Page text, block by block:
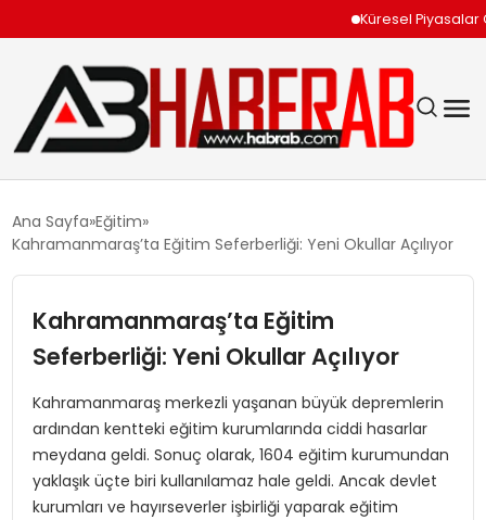
Küresel Piyasalar
SIYASET
SPOR
SAĞLIK
Ana Sayfa Eğitim
Kahramanmaraş’ta Eğitim Seferberliği: Yeni Okullar Açılıyor
Kahramanmaraş’ta Eğitim
Seferberliği: Yeni Okullar Açılıyor
Kahramanmaraş merkezli yaşanan büyük depremlerin
ardından kentteki eğitim kurumlarında ciddi hasarlar
meydana geldi. Sonuç olarak, 1604 eğitim kurumundan
yaklaşık üçte biri kullanılamaz hale geldi. Ancak devlet
kurumları ve hayırseverler işbirliği yaparak eğitim